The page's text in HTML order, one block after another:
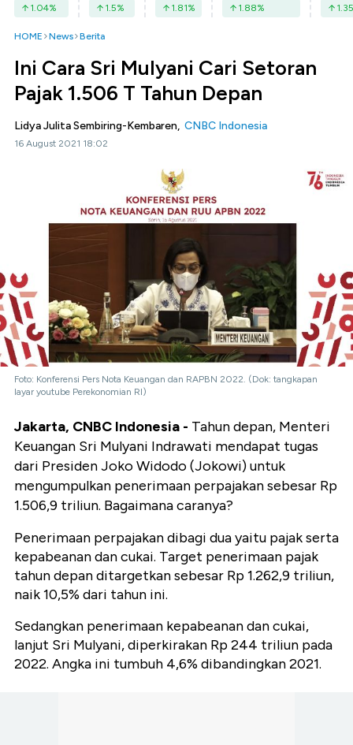
1.04% 1.5% 1.81% 1.88% 1.35
HOME News Berita
Ini Cara Sri Mulyani Cari Setoran
Pajak 1.506 T Tahun Depan
Lidya Julita Sembiring-Kembaren, CNBC Indonesia
16 August 2021 18:02
Foto: Konferensi Pers Nota Keuangan dan RAPBN 2022. (Dok: tangkapan
layar youtube Perekonomian RI)
Jakarta, CNBC Indonesia - Tahun depan, Menteri
Keuangan Sri Mulyani Indrawati mendapat tugas
dari Presiden Joko Widodo (Jokowi) untuk
mengumpulkan penerimaan perpajakan sebesar Rp
1.506,9 triliun. Bagaimana caranya?
Penerimaan perpajakan dibagi dua yaitu pajak serta
kepabeanan dan cukai. Target penerimaan pajak
tahun depan ditargetkan sebesar Rp 1.262,9 triliun,
naik 10,5% dari tahun ini.
Sedangkan penerimaan kepabeanan dan cukai,
lanjut Sri Mulyani, diperkirakan Rp 244 triliun pada
2022. Angka ini tumbuh 4,6% dibandingkan 2021.